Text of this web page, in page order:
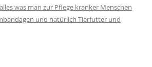
was man zur Pflege kranker Menschen
und natürlich Tierfutter und